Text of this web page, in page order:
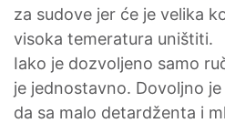
za sudove jer će je velika
visoka temeratura uništiti.
Iako je dozvoljeno samo
je jednostavno. Dovoljno je
da sa malo detardženta i